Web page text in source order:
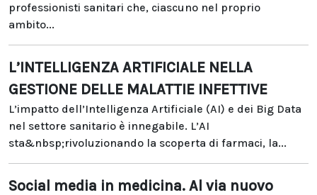
professionisti sanitari che, ciascuno nel proprio
ambito...
L’INTELLIGENZA ARTIFICIALE NELLA
GESTIONE DELLE MALATTIE INFETTIVE
L’impatto dell’Intelligenza Artificiale (AI) e dei Big Data
nel settore sanitario è innegabile. L’AI
sta&nbsp;rivoluzionando la scoperta di farmaci, la...
Social media in medicina. Al via nuovo